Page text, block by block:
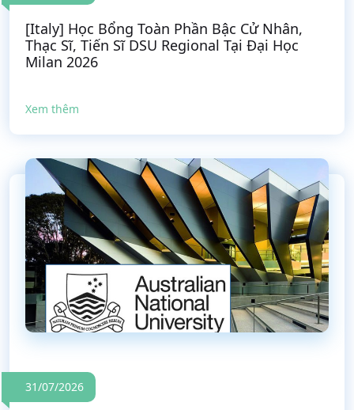
[Italy] Học Bổng Toàn Phần Bậc Cử Nhân,
Thạc Sĩ, Tiến Sĩ DSU Regional Tại Đại Học
Milan 2026
Xem thêm
31/07/2026